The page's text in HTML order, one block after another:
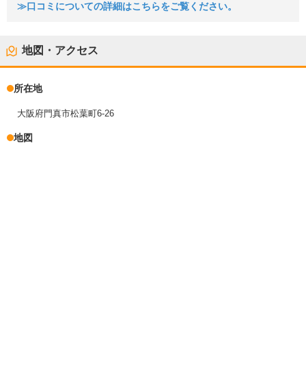
≫口コミについての詳細はこちらをご覧ください。
地図・アクセス
所在地
大阪府門真市松葉町6-26
地図